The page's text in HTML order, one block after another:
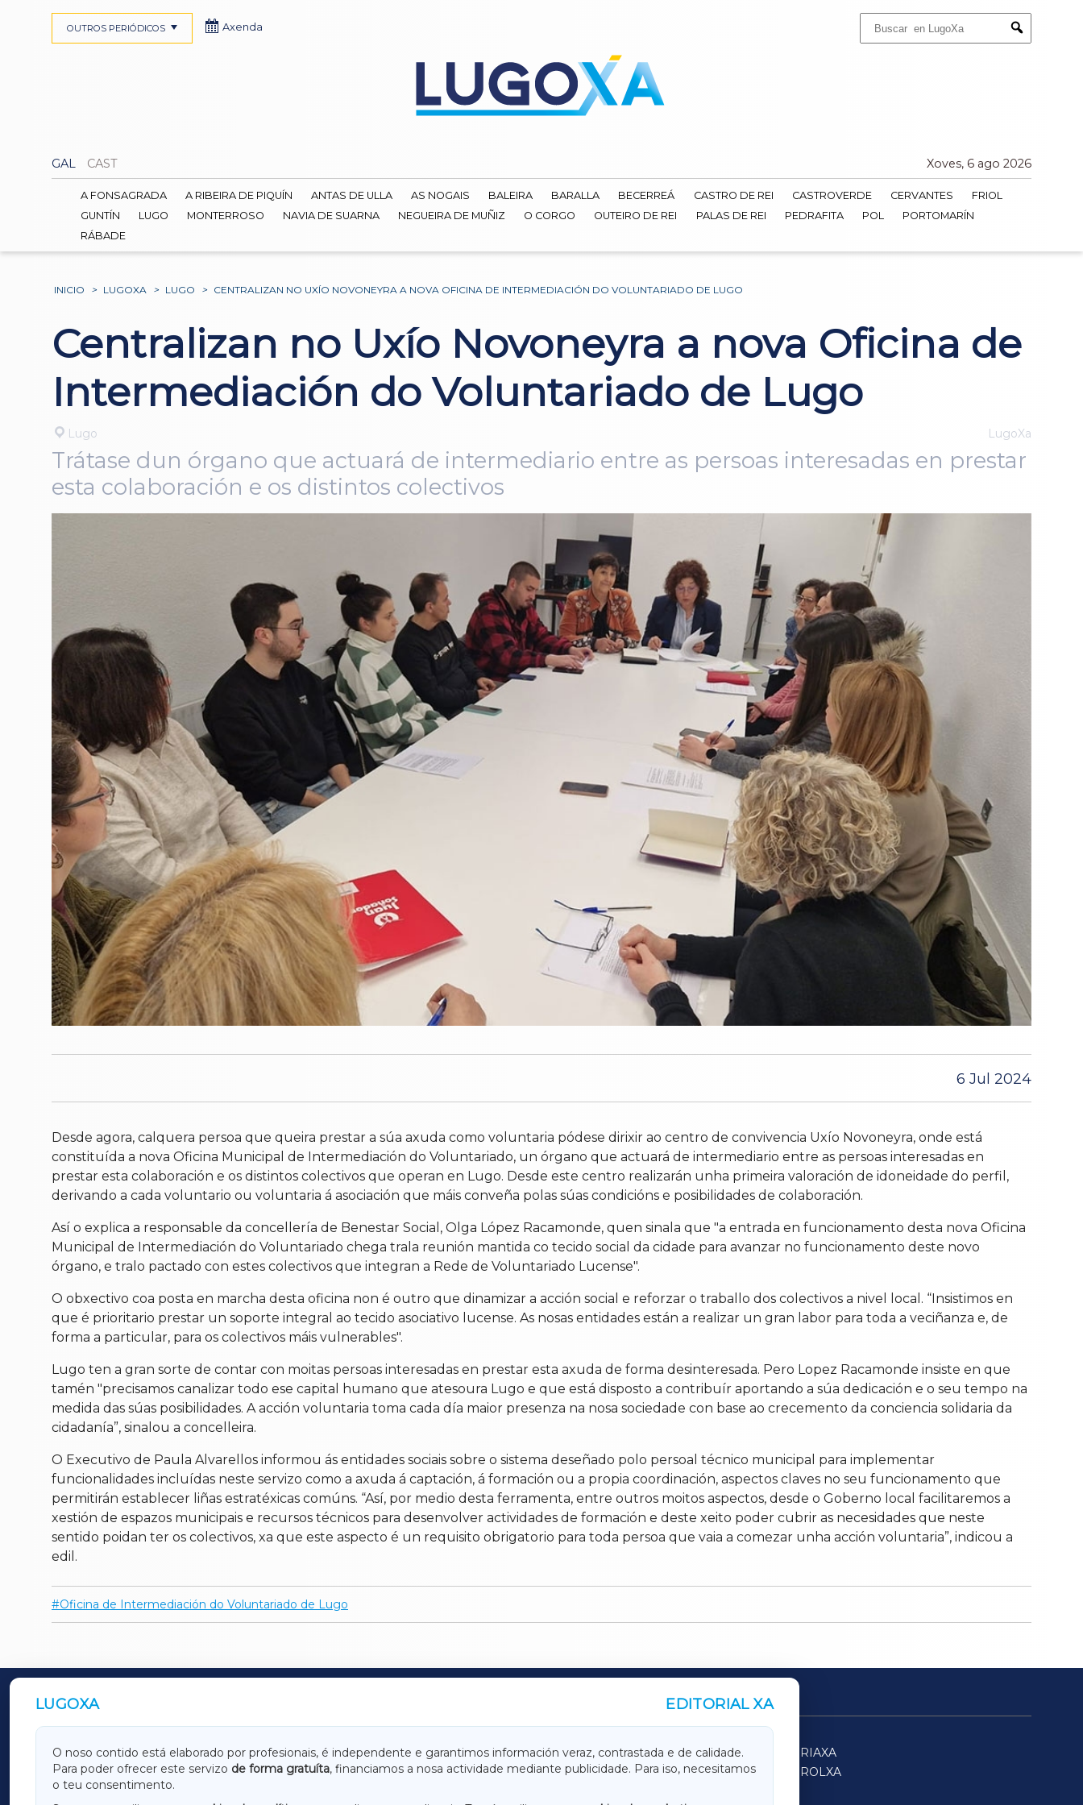
Submit
GAL CAST Xoves, 6 ago 2026
OUTROS PERIÓDICOS Axenda
A FONSAGRADA A RIBEIRA DE PIQUÍN ANTAS DE ULLA AS NOGAIS BALEIRA BARALLA BECERREÁ CASTRO DE REI CASTROVERDE CERVANTES
FRIOL
GUNTÍN
LUGO MONTERROSO NAVIA DE SUARNA NEGUEIRA DE MUÑIZ O CORGO OUTEIRO DE REI PALAS DE REI PEDRAFITA POL
PORTOMARÍN
RÁBADE
INICIO > LUGOXA > LUGO > CENTRALIZAN NO UXÍO NOVONEYRA A NOVA OFICINA DE INTERMEDIACIÓN DO VOLUNTARIADO DE LUGO
Centralizan no Uxío Novoneyra a nova Oficina de
Intermediación do Voluntariado de Lugo
Lugo LugoXa
Trátase dun órgano que actuará de intermediario entre as persoas interesadas en prestar
esta colaboración e os distintos colectivos
6 Jul 2024
Desde agora, calquera persoa que queira prestar a súa axuda como voluntaria pódese dirixir ao centro de convivencia Uxío Novoneyra, onde está
constituída a nova Oficina Municipal de Intermediación do Voluntariado, un órgano que actuará de intermediario entre as persoas interesadas en
prestar esta colaboración e os distintos colectivos que operan en Lugo. Desde este centro realizarán unha primeira valoración de idoneidade do perfil,
derivando a cada voluntario ou voluntaria á asociación que máis conveña polas súas condicións e posibilidades de colaboración.
Así o explica a responsable da concellería de Benestar Social, Olga López Racamonde, quen sinala que "a entrada en funcionamento desta nova Oficina
Municipal de Intermediación do Voluntariado chega trala reunión mantida co tecido social da cidade para avanzar no funcionamento deste novo
órgano, e tralo pactado con estes colectivos que integran a Rede de Voluntariado Lucense".
O obxectivo coa posta en marcha desta oficina non é outro que dinamizar a acción social e reforzar o traballo dos colectivos a nivel local. “Insistimos en
que é prioritario prestar un soporte integral ao tecido asociativo lucense. As nosas entidades están a realizar un gran labor para toda a veciñanza e, de
forma a particular, para os colectivos máis vulnerables".
Lugo ten a gran sorte de contar con moitas persoas interesadas en prestar esta axuda de forma desinteresada. Pero Lopez Racamonde insiste en que
tamén "precisamos canalizar todo ese capital humano que atesoura Lugo e que está disposto a contribuír aportando a súa dedicación e o seu tempo na
medida das súas posibilidades. A acción voluntaria toma cada día maior presenza na nosa sociedade con base ao crecemento da conciencia solidaria da
cidadanía”, sinalou a concelleira.
O Executivo de Paula Alvarellos informou ás entidades sociais sobre o sistema deseñado polo persoal técnico municipal para implementar
funcionalidades incluídas neste servizo como a axuda á captación, á formación ou a propia coordinación, aspectos claves no seu funcionamento que
permitirán establecer liñas estratéxicas comúns. “Así, por medio desta ferramenta, entre outros moitos aspectos, desde o Goberno local facilitaremos a
xestión de espazos municipais e recursos técnicos para desenvolver actividades de formación e deste xeito poder cubrir as necesidades que neste
sentido poidan ter os colectivos, xa que este aspecto é un requisito obrigatorio para toda persoa que vaia a comezar unha acción voluntaria”, indicou a
edil.
Oficina de Intermediación do Voluntariado de Lugo
LUGOXA EDITORIAL XA
O noso contido está elaborado por profesionais, é independente e garantimos información veraz, contrastada e de calidade.
Para poder ofrecer este servizo de forma gratuíta, financiamos a nosa actividade mediante publicidade. Para iso, necesitamos
o teu consentimento.
OUTROS PERIÓDICOS
GALICIAXA LUGOXA TERRACHAXA
SARRIAXA
AMARIÑAXA
RIBEIRASACRAXA ACORUÑAXA
FERROLXA
OURENSEXA